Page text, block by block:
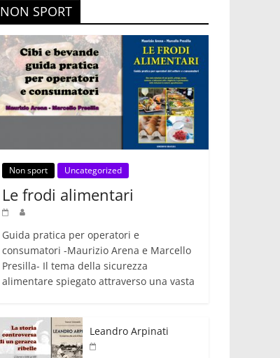
NON SPORT
Non sport Uncategorized
Le frodi alimentari
Guida pratica per operatori e
consumatori -Maurizio Arena e Marcello
Presilla- Il tema della sicurezza
alimentare spiegato attraverso una vasta
Leandro Arpinati